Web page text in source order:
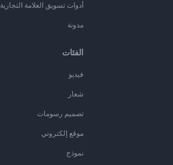
أدوات تسويق العلامة التجارية
مدونة
الفئات
فيديو
شعار
تصميم رسومات
موقع إلكتروني
نموذج